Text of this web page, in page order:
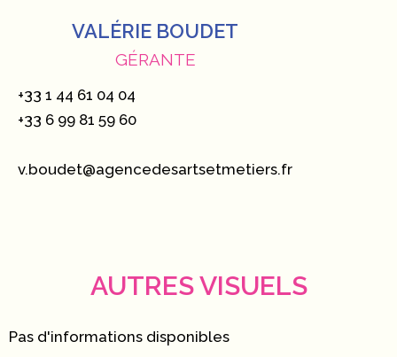
VALÉRIE BOUDET
GÉRANTE
+33 1 44 61 04 04
+33 6 99 81 59 60
v.boudet@agencedesartsetmetiers.fr
AUTRES VISUELS
Pas d'informations disponibles